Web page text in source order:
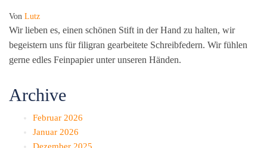
Von Lutz
Wir lieben es, einen schönen Stift in der Hand zu halten, wir
begeistern uns für filigran gearbeitete Schreibfedern. Wir fühlen
gerne edles Feinpapier unter unseren Händen.
Archive
Februar 2026
Januar 2026